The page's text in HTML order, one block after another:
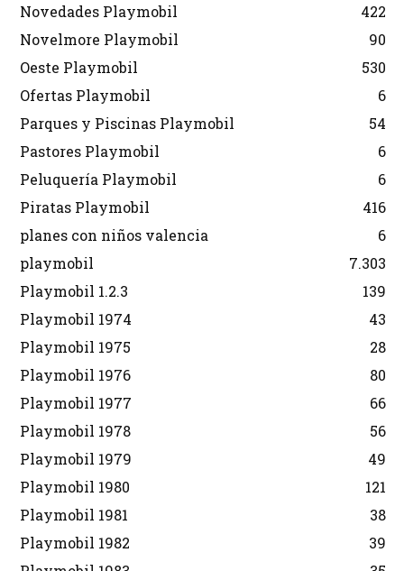
Novedades Playmobil
422
Novelmore Playmobil
90
Oeste Playmobil
530
Ofertas Playmobil
6
Parques y Piscinas Playmobil
54
Pastores Playmobil
6
Peluquería Playmobil
6
Piratas Playmobil
416
planes con niños valencia
6
playmobil
7.303
Playmobil 1.2.3
139
Playmobil 1974
43
Playmobil 1975
28
Playmobil 1976
80
Playmobil 1977
66
Playmobil 1978
56
Playmobil 1979
49
Playmobil 1980
121
Playmobil 1981
38
Playmobil 1982
39